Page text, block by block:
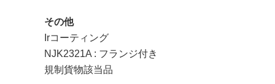
その他
Irコーティング
NJK2321A : フランジ付き
規制貨物該当品